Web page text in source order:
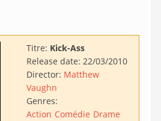
Titre: Kick-Ass
Release date: 22/03/2010
Director: Matthew
Vaughn
Genres:
Action Comédie Drame